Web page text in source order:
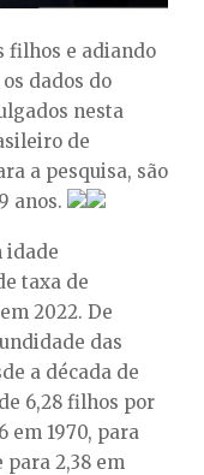
filhos e adiando
dados do
nesta
de
a pesquisa, são
anos.
idade
taxa de
2022. De
das
a década de
6,28 filhos por
em 1970, para
para 2,38 em